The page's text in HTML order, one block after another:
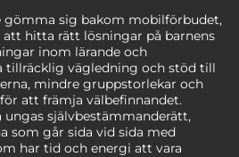
gömma sig bakom mobilförbudet,
hitta rätt lösningar på barnens
inom lärande och
tillräcklig vägledning och stöd till
mindre gruppstorlekar och
att främja välbefinnandet.
självbestämmanderätt,
som går sida vid sida med
har tid och energi att vara